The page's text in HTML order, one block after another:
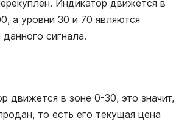
Индикатор движется в
а уровни 30 и 70 являются
сигнала.
движется в зоне 0-30, это значит,
то есть его текущая цена